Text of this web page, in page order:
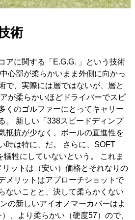
術
アに関する「E.G.G. 」という技術
心部が柔らかいまま外側に向かっ
で、実際には層ではないが、層と
が柔らかいほどドライバーでスピ
くのゴルファーにとってキャリー
。 新しい「338スピードディンプ
抵抗が少なく、ボールの直進性を
時は特に、だ。 さらに、SOFT
犠牲にしていないという。 これま
ットは（安い）価格とそれなりの
メリットはアプローチショットで
ないことと、決して柔らかくない
の新しいアイオノマーカバーはよ
、より柔らかい（硬度57）ので、